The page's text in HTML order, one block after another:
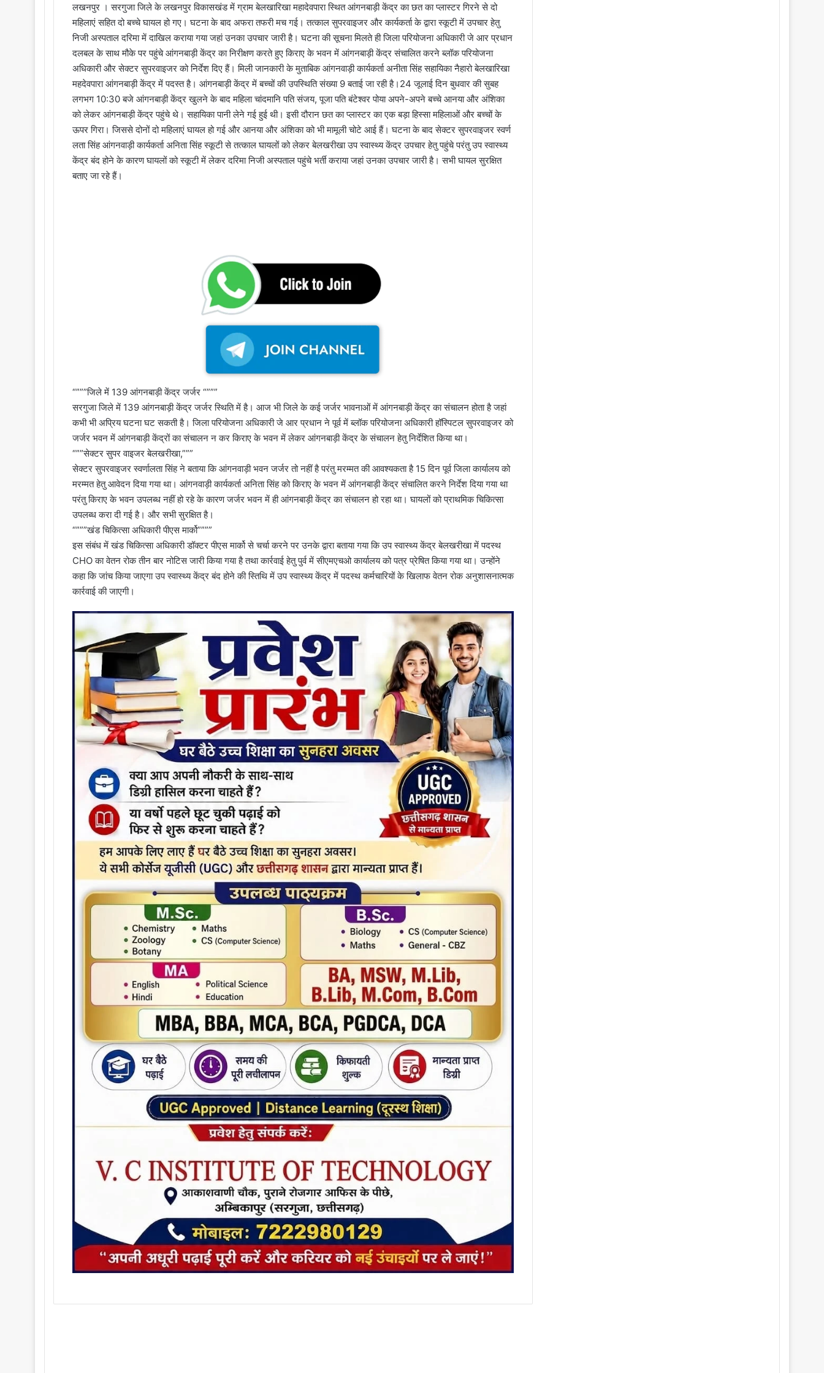
लखनपुर । सरगुजा जिले के लखनपुर विकासखंड में ग्राम बेलखारिखा महादेवपारा स्थित आंगनबाड़ी केंद्र का छत का प्लास्टर गिरने से दो
महिलाएं सहित दो बच्चे घायल हो गए। घटना के बाद अफरा तफरी मच गई। तत्काल सुपरवाइजर और कार्यकर्ता के द्वारा स्कूटी में उपचार हेतु
निजी अस्पताल दरिमा में दाखिल कराया गया जहां उनका उपचार जारी है। घटना की सूचना मिलते ही जिला परियोजना अधिकारी जे आर प्रधान
दलबल के साथ मौके पर पहुंचे आंगनबाड़ी केंद्र का निरीक्षण करते हुए किराए के भवन में आंगनबाड़ी केंद्र संचालित करने ब्लॉक परियोजना
अधिकारी और सेक्टर सुपरवाइजर को निर्देश दिए हैं। मिली जानकारी के मुताबिक आंगनवाड़ी कार्यकर्ता अनीता सिंह सहायिका नैहारो बेलखारिखा
महदेवपारा आंगनबाड़ी केंद्र में पदस्त है। आंगनबाड़ी केंद्र में बच्चों की उपस्थिति संख्या 9 बताई जा रही है।24 जूलाई दिन बुधवार की सुबह
लगभग 10:30 बजे आंगनबाड़ी केंद्र खुलने के बाद महिला चांदमानि पति संजय, पूजा पति बंटेश्वर पोया अपने-अपने बच्चे आनया और अंशिका
को लेकर आंगनबाड़ी केंद्र पहुंचे थे। सहायिका पानी लेने गई हुई थी। इसी दौरान छत का प्लास्टर का एक बड़ा हिस्सा महिलाओं और बच्चों के
ऊपर गिरा। जिससे दोनों दो महिलाएं घायल हो गई और आनया और अंशिका को भी मामूली चोटे आई हैं। घटना के बाद सेक्टर सुपरवाइजर स्वर्ण
लता सिंह आंगनवाड़ी कार्यकर्ता अनिता सिंह स्कूटी से तत्काल घायलों को लेकर बेलखरीखा उप स्वास्थ्य केंद्र उपचार हेतु पहुंचे परंतु उप स्वास्थ्य
केंद्र बंद होने के कारण घायलों को स्कूटी में लेकर दरिमा निजी अस्पताल पहुंचे भर्ती कराया जहां उनका उपचार जारी है। सभी घायल सुरक्षित
बताए जा रहे हैं।
“”””जिले में 139 आंगनबाड़ी केंद्र जर्जर “”””
सरगुजा जिले में 139 आंगनबाड़ी केंद्र जर्जर स्थिति में है। आज भी जिले के कई जर्जर भावनाओं में आंगनबाड़ी केंद्र का संचालन होता है जहां
कभी भी अप्रिय घटना घट सकती है। जिला परियोजना अधिकारी जे आर प्रधान ने पूर्व में ब्लॉक परियोजना अधिकारी हॉस्पिटल सुपरवाइजर को
जर्जर भवन में आंगनबाड़ी केंद्रों का संचालन न कर किराए के भवन में लेकर आंगनबाड़ी केंद्र के संचालन हेतु निर्देशित किया था।
“””सेक्टर सुपर वाइजर बेलखरीखा,”””
सेक्टर सुपरवाइजर स्वर्णालता सिंह ने बताया कि आंगनवाड़ी भवन जर्जर तो नहीं है परंतु मरम्मत की आवश्यकता है 15 दिन पूर्व जिला कार्यालय को
मरम्मत हेतु आवेदन दिया गया था। आंगनवाड़ी कार्यकर्ता अनिता सिंह को किराए के भवन में आंगनबाड़ी केंद्र संचालित करने निर्देश दिया गया था
परंतु किराए के भवन उपलब्ध नहीं हो रहे के कारण जर्जर भवन में ही आंगनबाड़ी केंद्र का संचालन हो रहा था। घायलों को प्राथमिक चिकित्सा
उपलब्ध करा दी गई है। और सभी सुरक्षित है।
“”””खंड चिकित्सा अधिकारी पीएस मार्को””””
इस संबंध में खंड चिकित्सा अधिकारी डॉक्टर पीएस मार्को से चर्चा करने पर उनके द्वारा बताया गया कि उप स्वास्थ्य केंद्र बेलखरीखा में पदस्थ
CHO का वेतन रोक तीन बार नोटिस जारी किया गया है तथा कार्रवाई हेतु पुर्व में सीएमएचओ कार्यालय को पत्र प्रेषित किया गया था। उन्होंने
कहा कि जांच किया जाएगा उप स्वास्थ्य केंद्र बंद होने की स्तिथि में उप स्वास्थ्य केंद्र में पदस्थ कर्मचारियों के खिलाफ वेतन रोक अनुशासनात्मक
कार्रवाई की जाएगी।